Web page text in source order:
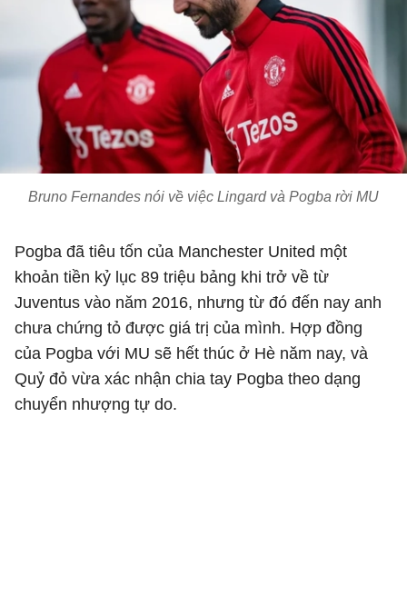
Bruno Fernandes nói về việc Lingard và Pogba rời MU
Pogba đã tiêu tốn của Manchester United một
khoản tiền kỷ lục 89 triệu bảng khi trở về từ
Juventus vào năm 2016, nhưng từ đó đến nay anh
chưa chứng tỏ được giá trị của mình. Hợp đồng
của Pogba với MU sẽ hết thúc ở Hè năm nay, và
Quỷ đỏ vừa xác nhận chia tay Pogba theo dạng
chuyển nhượng tự do.